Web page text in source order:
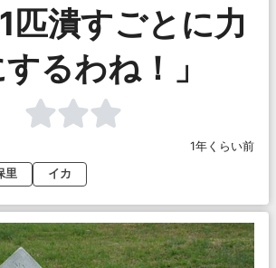
匹潰すごとに力
るわね！」
1年くらい前
里 イカ